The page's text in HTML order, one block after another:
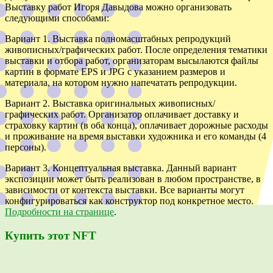
Выставку работ Игоря Давыдова можно организовать
следующими способами:
Вариант 1. Выставка полномасштабных репродукций
живописных/графических работ. После определения тематики
выставки и отбора работ, организаторам высылаются файлы
картин в формате EPS и JPG с указанием размеров и
материала, на котором нужно напечатать репродукции.
Вариант 2. Выставка оригинальных живописных/
графическихработ.Организатор оплачивает доставку и
страховку картин (в оба конца), оплачивает дорожные расходы
и проживание на время выставки художника и его команды (4
персоны).
Вариант 3. Концептуальная выставка. Данный вариант
экспозиции может быть реализован в любом пространстве, в
зависимости от контекста выставки. Все варианты могут
конфигурироваться как конструктор под конкретное место.
Подробности на странице.
Купить этот NFT